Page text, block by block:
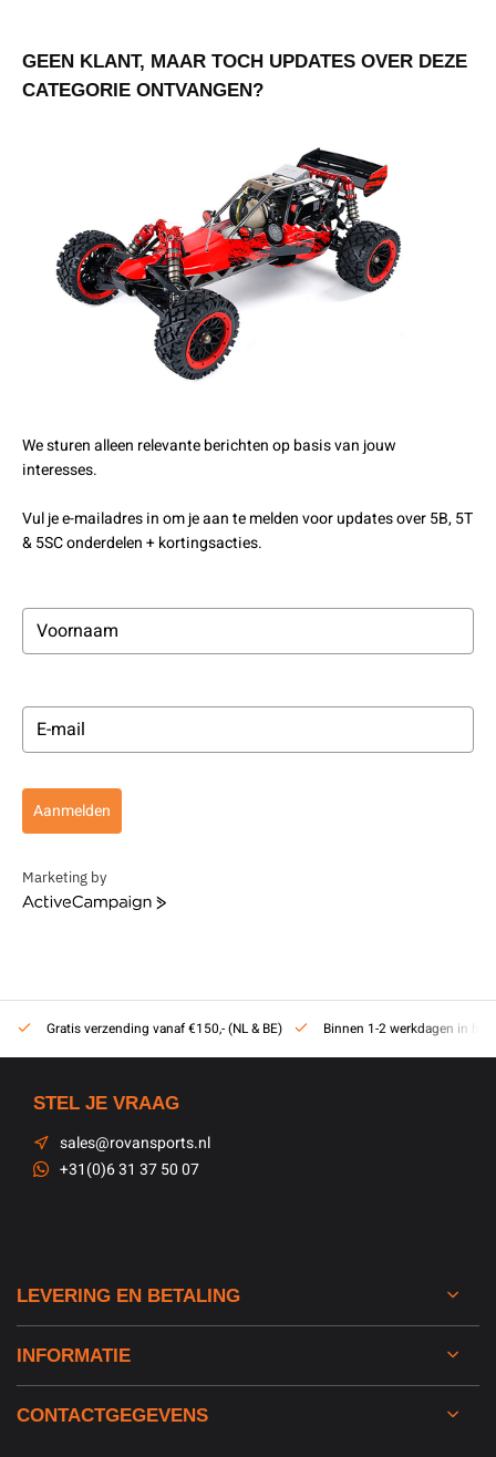
GEEN KLANT, MAAR TOCH UPDATES OVER DEZE
CATEGORIE ONTVANGEN?
We sturen alleen relevante berichten op basis van jouw
interesses.
Vul je e-mailadres in om je aan te melden voor updates over 5B, 5T
& 5SC onderdelen + kortingsacties.
Aanmelden
Marketing by
ActiveCampaign
Gratis verzending vanaf €150,- (NL & BE) Binnen 1-2 werkdagen in huis
STEL JE VRAAG
sales@rovansports.nl
+31(0)6 31 37 50 07
LEVERING EN BETALING
INFORMATIE
CONTACTGEGEVENS